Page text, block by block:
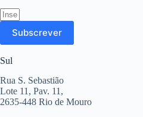
Subscrever
Sul
Rua S. Sebastião
Lote 11, Pav. 11,
2635-448 Rio de Mouro